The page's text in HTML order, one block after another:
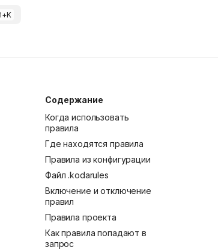
Содержание
Когда использовать
правила
Где находятся правила
Правила из конфигурации
Файл .kodarules
Включение и отключение
правил
Правила проекта
Как правила попадают в
запрос